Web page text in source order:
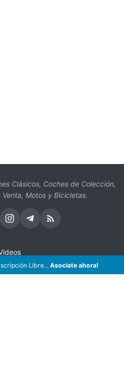
Clásicos, Coches de Colección,
Motos y Bicicletas.
Libre... Asociate ahora!